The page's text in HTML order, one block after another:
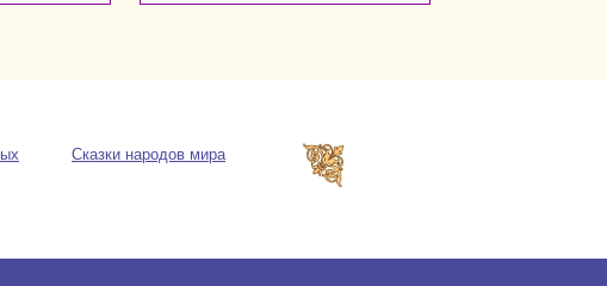
Сказки народов мира